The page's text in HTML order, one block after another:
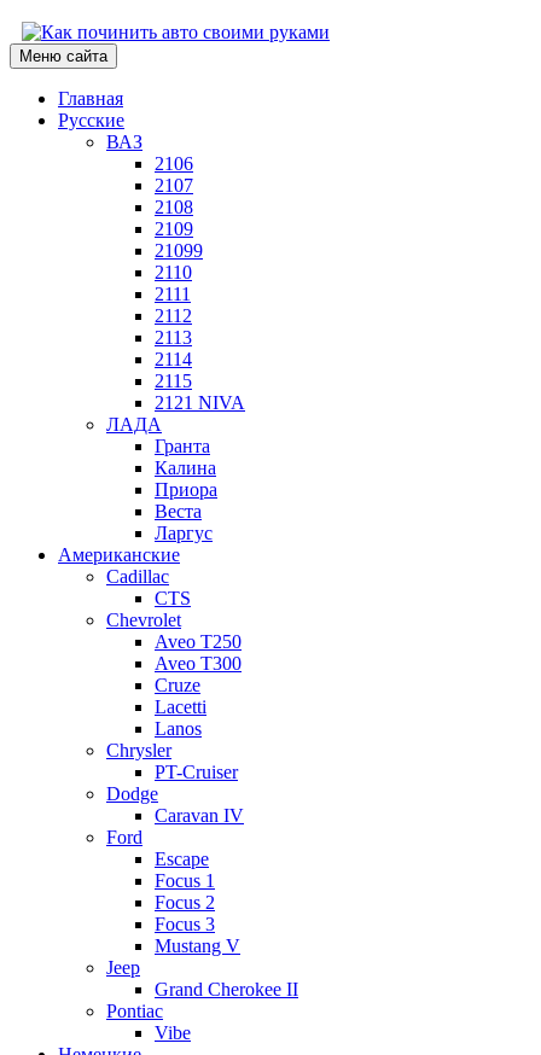
Меню сайта
Главная
Русские
ВАЗ
2106
2107
2108
2109
21099
2110
2111
2112
2113
2114
2115
2121 NIVA
ЛАДА
Гранта
Калина
Приора
Веста
Ларгус
Американские
Cadillac
CTS
Chevrolet
Aveo Т250
Aveo T300
Cruze
Lacetti
Lanos
Chrysler
PT-Cruiser
Dodge
Caravan IV
Ford
Escape
Focus 1
Focus 2
Focus 3
Mustang V
Jeep
Grand Cherokee II
Pontiac
Vibe